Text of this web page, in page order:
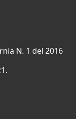
N. 1 del 2016